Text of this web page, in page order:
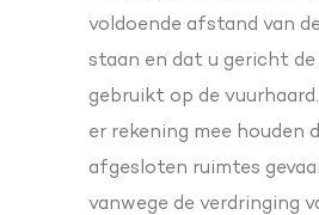
voldoende afstand van
staan en dat u gericht de
gebruikt op de
er rekening mee houden
afgesloten ruimtes
vanwege de verdringing